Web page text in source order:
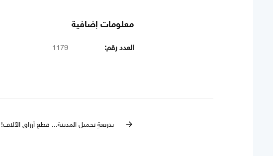
معلومات إضافية
العدد رقم: 1179
arrow_forward بذريعةِ تجميل المدينة... قطع أرزاق الآلاف!